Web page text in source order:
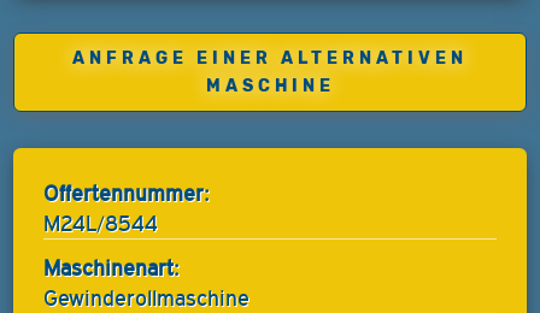
ANFRAGE EINER ALTERNATIVEN
MASCHINE
Offertennummer:
M24L/8544
Maschinenart:
Gewinderollmaschine